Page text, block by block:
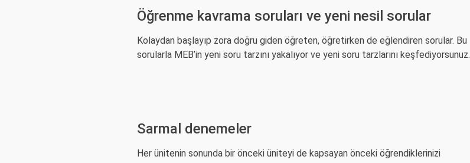
Öğrenme kavrama soruları ve yeni nesil sorular
Kolaydan başlayıp zora doğru giden öğreten, öğretirken de eğlendiren sorular. Bu
sorularla MEB’in yeni soru tarzını yakalıyor ve yeni soru tarzlarını keşfediyorsunuz.
Sarmal denemeler
Her ünitenin sonunda bir önceki üniteyi de kapsayan önceki öğrendiklerinizi